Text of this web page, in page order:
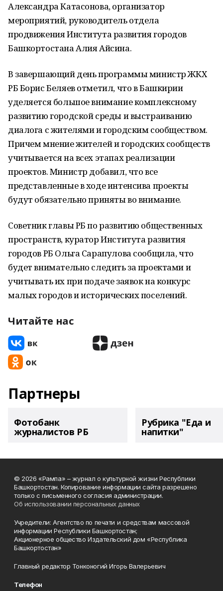
Александра Катасонова, организатор
мероприятий, руководитель отдела
продвижения Института развития городов
Башкортостана Алия Айсина.
В завершающий день программы министр ЖКХ
РБ Борис Беляев отметил, что в Башкирии
уделяется большое внимание комплексному
развитию городской среды и выстраиванию
диалога с жителями и городским сообществом.
Причем мнение жителей и городских сообществ
учитывается на всех этапах реализации
проектов. Министр добавил, что все
представленные в ходе интенсива проекты
будут обязательно приняты во внимание.
Советник главы РБ по развитию общественных
пространств, куратор Института развития
городов РБ Ольга Сарапулова сообщила, что
будет внимательно следить за проектами и
учитывать их при подаче заявок на конкурс
малых городов и исторических поселений.
Читайте нас
Партнеры
Фотобанк
журналистов РБ
Рубрика "Еда и
напитки"
© 2026 «Рампа» – журнал о культурной жизни Республики
Башкортостан. Копирование информации сайта разрешено
только с письменного согласия администрации.
Об использовании персональных данных
Учредители: Агентство по печати и средствам массовой
информации Республики Башкортостан;
Акционерное общество Издательский дом «Республика
Башкортостан»
Главный редактор Тонконогий Игорь Валерьевич
Телефон